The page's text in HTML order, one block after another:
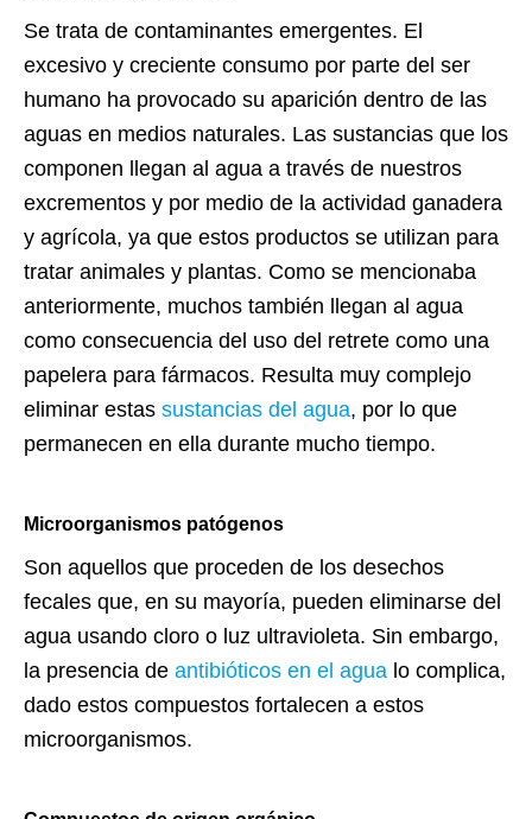
Se trata de contaminantes emergentes. El
excesivo y creciente consumo por parte del ser
humano ha provocado su aparición dentro de las
aguas en medios naturales. Las sustancias que los
componen llegan al agua a través de nuestros
excrementos y por medio de la actividad ganadera
y agrícola, ya que estos productos se utilizan para
tratar animales y plantas. Como se mencionaba
anteriormente, muchos también llegan al agua
como consecuencia del uso del retrete como una
papelera para fármacos. Resulta muy complejo
eliminar estas sustancias del agua, por lo que
permanecen en ella durante mucho tiempo.
Microorganismos patógenos
Son aquellos que proceden de los desechos
fecales que, en su mayoría, pueden eliminarse del
agua usando cloro o luz ultravioleta. Sin embargo,
la presencia de antibióticos en el agua lo complica,
dado estos compuestos fortalecen a estos
microorganismos.